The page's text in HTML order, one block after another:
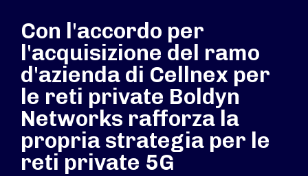
Con l'accordo per
l'acquisizione del ramo
d'azienda di Cellnex per
le reti private Boldyn
Networks rafforza la
propria strategia per le
reti private 5G